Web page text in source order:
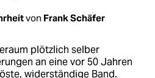
von Frank Schäfer
plötzlich selber
an eine vor 50 Jahren
widerständige Band.